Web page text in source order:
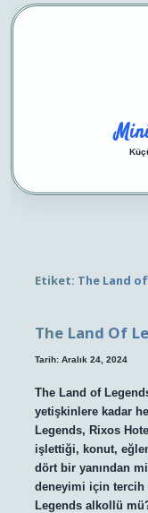
Etiket: The Land
The Land Of
Tarih: Aralık 24, 2024
The Land of
yetişkinlere kadar
Legends, Rixos
işlettiği, konut,
dört bir yanından
deneyimi için tercih
Legends alkollü